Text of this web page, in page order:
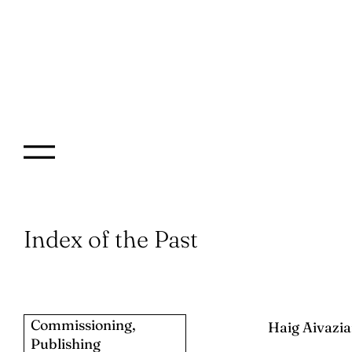
Index of the Past
Commissioning,
Publishing
Haig